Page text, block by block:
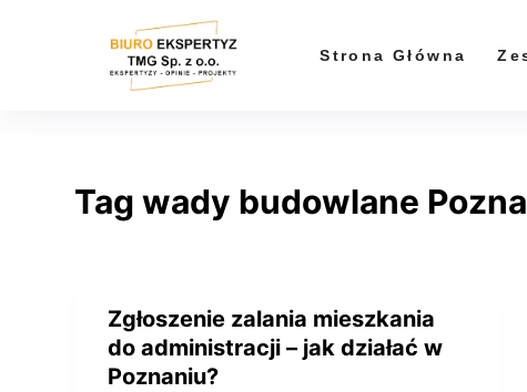
Strona Główna
Tag wady budowlane
Zgłoszenie zalania mieszkania
do administracji – jak działać w
Poznaniu?